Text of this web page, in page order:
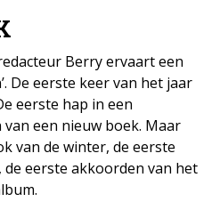
Berry ervaart een
De eerste keer van het jaar
eerste hap in een
een nieuw boek. Maar
van de winter, de eerste
eerste akkoorden van het